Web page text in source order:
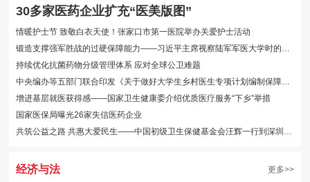
30多家医药企业扩充“医美版图”
情暖护士节 致敬白衣天使！张家口市第一医院举办关爱护士活动
持续优化抗菌药物分级管理体系 应对全球公卫难题
增进基层就医获得感——国家卫生健康委介绍优质医疗服务“下乡”举措
国家医保局曝光26家失信医药企业
经济与法 更多>>